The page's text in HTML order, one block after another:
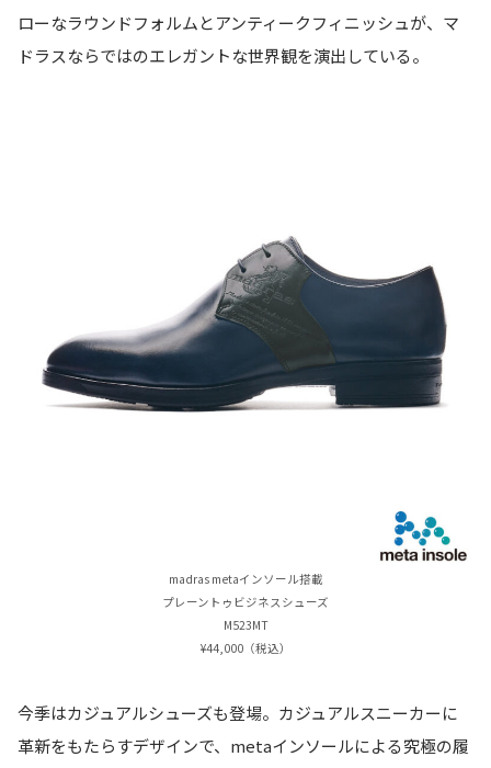
ローなラウンドフォルムとアンティークフィニッシュが、マ
ドラスならではのエレガントな世界観を演出している。
madras metaインソール搭載
プレーントゥビジネスシューズ
M523MT
¥44,000（税込）
今季はカジュアルシューズも登場。カジュアルスニーカーに
革新をもたらすデザインで、metaインソールによる究極の履